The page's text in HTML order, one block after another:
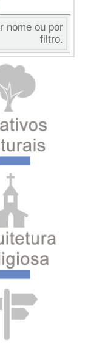
nome ou por
filtro.